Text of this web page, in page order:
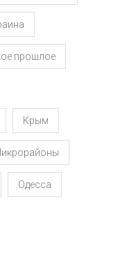
прошлое
Крым
Одесса